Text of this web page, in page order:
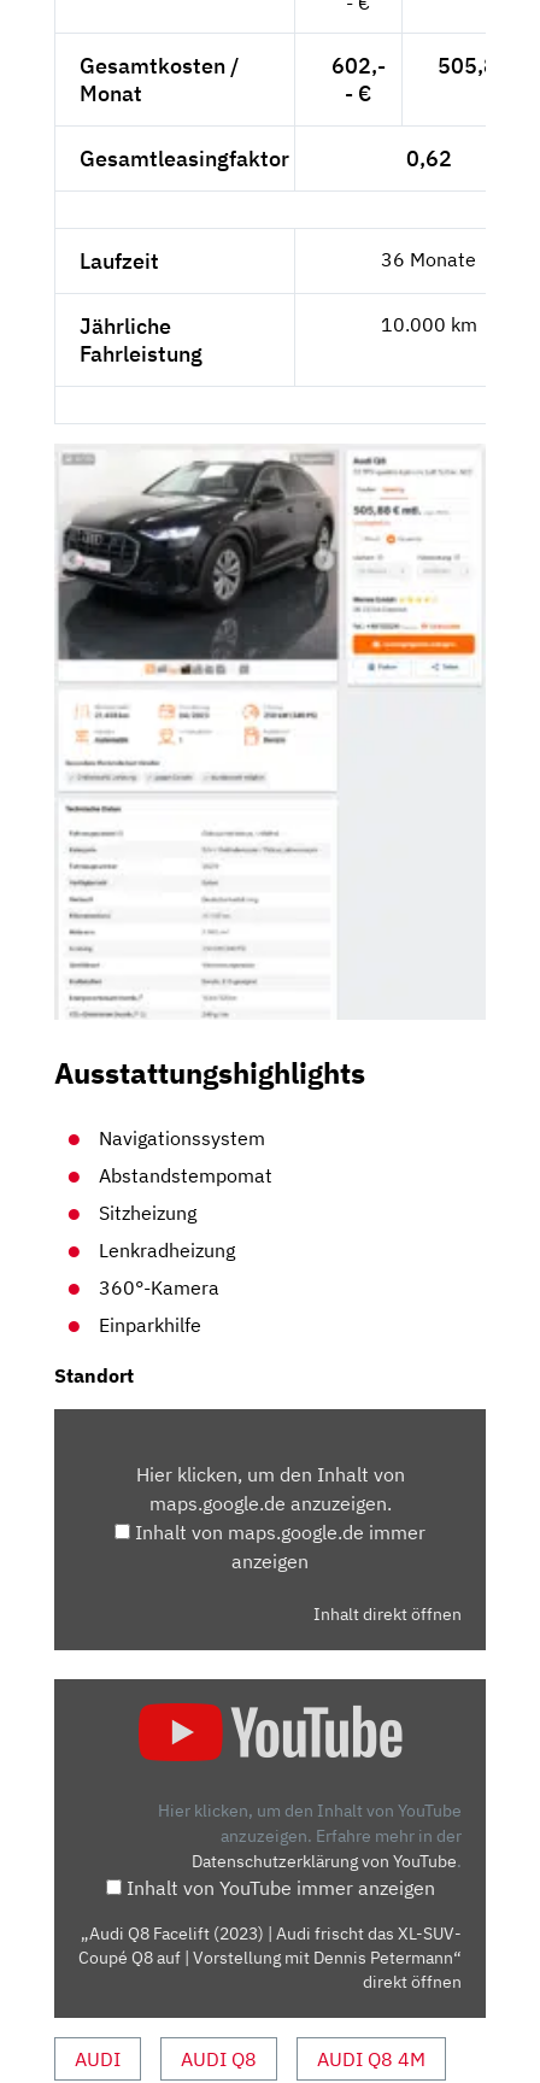
Gesamtkosten /
Monat
602,-
- €
505,88 €
Gesamtleasingfaktor 0,62
Laufzeit 36 Monate
Jährliche
Fahrleistung
10.000 km
Ausstattungshighlights
Navigationssystem
Abstandstempomat
Sitzheizung
Lenkradheizung
360°-Kamera
Einparkhilfe
Standort
MAPS.GOOGLE.DEHier klicken, um den Inhalt von
maps.google.de anzuzeigen.
Inhalt von maps.google.de immer
anzeigen
Inhalt direkt öffnen
SUV-
AUF
Hier klicken, um den Inhalt von YouTube
anzuzeigen. Erfahre mehr in der
Datenschutzerklärung von YouTube.
Inhalt von YouTube immer anzeigen
„Audi Q8 Facelift (2023) | Audi frischt das XL-SUV-
Coupé Q8 auf | Vorstellung mit Dennis Petermann“
direkt öffnen
AUDI AUDI Q8 AUDI Q8 4M